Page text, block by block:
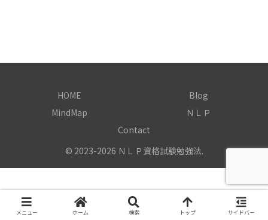
HOME
Blog
MindMap
ＮＬＰ
Contact
© 2023-2026 ＮＬＰ資格試験勉強法.
メニュー ホーム 検索 トップ サイドバー